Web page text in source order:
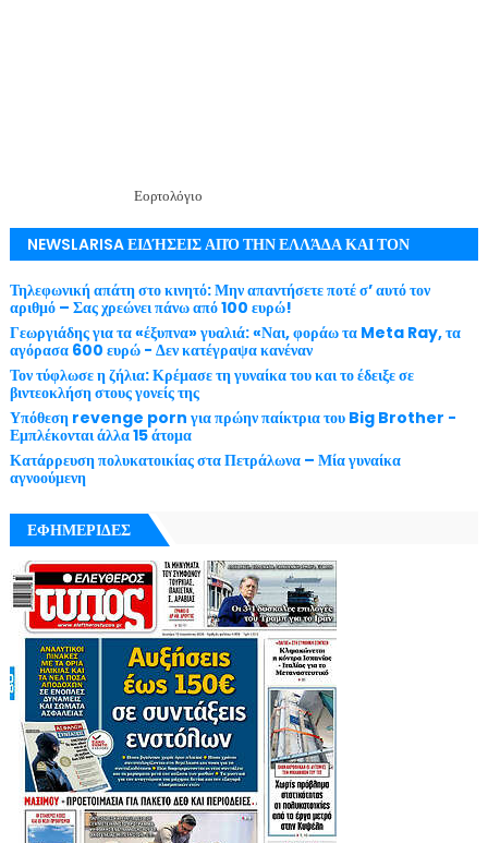
Εορτολόγιο
NEWSLARISA ΕΙΔΉΣΕΙΣ ΑΠΌ ΤΗΝ ΕΛΛΆΔΑ ΚΑΙ ΤΟΝ
ΚΌΣΜΟ ΜΕ ΕΓΚΥΡΌΤΗΤΑ
Τηλεφωνική απάτη στο κινητό: Μην απαντήσετε ποτέ σ’ αυτό τον
αριθμό – Σας χρεώνει πάνω από 100 ευρώ!
Γεωργιάδης για τα «έξυπνα» γυαλιά: «Ναι, φοράω τα Meta Ray, τα
αγόρασα 600 ευρώ - Δεν κατέγραψα κανέναν
Τον τύφλωσε η ζήλια: Κρέμασε τη γυναίκα του και το έδειξε σε
βιντεοκλήση στους γονείς της
Υπόθεση revenge porn για πρώην παίκτρια του Big Brother -
Εμπλέκονται άλλα 15 άτομα
Κατάρρευση πολυκατοικίας στα Πετράλωνα – Μία γυναίκα
αγνοούμενη
ΕΦΗΜΕΡΙΔΕΣ